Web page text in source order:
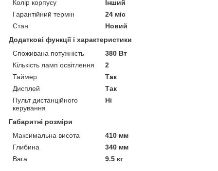
Колір корпусу
Інший
Гарантійний термін
24 міс
Стан
Новий
Додаткові функції і характеристики
Споживана потужність
380 Вт
Кількість ламп освітлення
2
Таймер
Так
Дисплей
Так
Пульт дистанційного
керування
Ні
Габаритні розміри
Максимальна висота
410 мм
Глибина
340 мм
Вага
9.5 кг